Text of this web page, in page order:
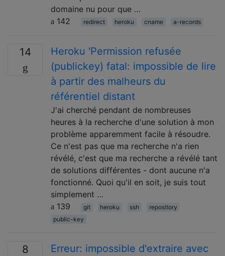
domaine nu pour que …
142
redirect heroku cname a-records
14
Heroku 'Permission refusée
(publickey) fatal: impossible de lire
à partir des malheurs du
référentiel distant
J'ai cherché pendant de nombreuses
heures à la recherche d'une solution à mon
problème apparemment facile à résoudre.
Ce n'est pas que ma recherche n'a rien
révélé, c'est que ma recherche a révélé tant
de solutions différentes - dont aucune n'a
fonctionné. Quoi qu'il en soit, je suis tout
simplement …
139
git heroku ssh
repository
public-key
8
Erreur: impossible d'extraire avec